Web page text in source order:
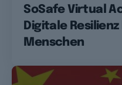
SoSafe Virtual
Digitale
Menschen